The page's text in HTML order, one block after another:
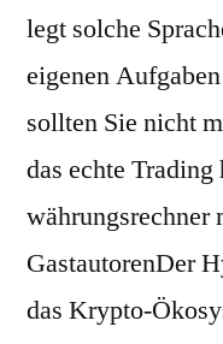
legt solche
eigenen
sollten Sie nicht
das echte
währungsrechner
GastautorenDer
das Krypto-